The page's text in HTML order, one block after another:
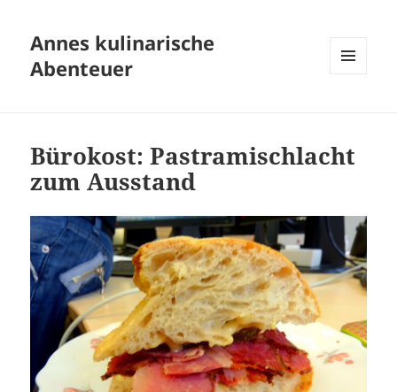
Annes kulinarische
Abenteuer
Bürokost: Pastramischlacht
zum Ausstand